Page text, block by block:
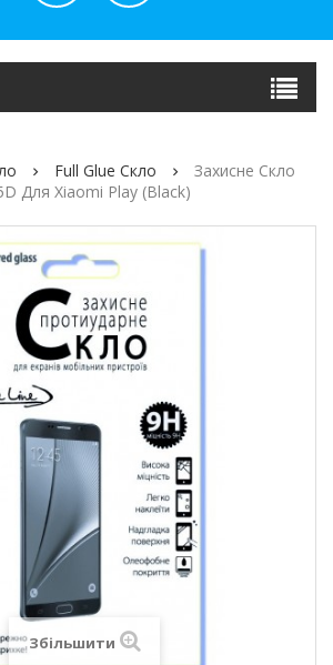
Full Glue Скло
Захисне Скло
Для Xiaomi Play (black)
Збільшити